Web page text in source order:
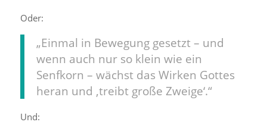
Oder:
„Einmal in Bewegung gesetzt – und
wenn auch nur so klein wie ein
Senfkorn – wächst das Wirken Gottes
heran und ‚treibt große Zweige‘.“
Und: